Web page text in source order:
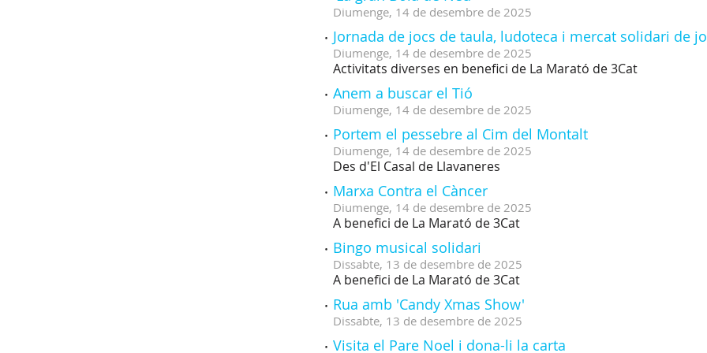
Diumenge, 14 de desembre de 2025
Jornada de jocs de taula, ludoteca i mercat solidari de
Diumenge, 14 de desembre de 2025
Activitats diverses en benefici de La Marató de 3Cat
Anem a buscar el Tió
Diumenge, 14 de desembre de 2025
Portem el pessebre al Cim del Montalt
Diumenge, 14 de desembre de 2025
Des d'El Casal de Llavaneres
Marxa Contra el Càncer
Diumenge, 14 de desembre de 2025
A benefici de La Marató de 3Cat
Bingo musical solidari
Dissabte, 13 de desembre de 2025
A benefici de La Marató de 3Cat
Rua amb 'Candy Xmas Show'
Dissabte, 13 de desembre de 2025
Visita el Pare Noel i dona-li la carta